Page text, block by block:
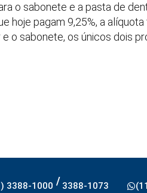
o sabonete e a pasta de
hoje pagam 9,25%, a
o sabonete, os únicos dois
3388-1000 / 3388-1073